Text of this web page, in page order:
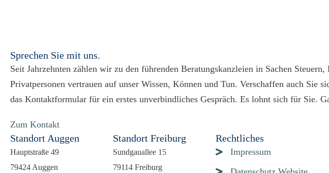
Sprechen Sie mit uns.
Seit Jahrzehnten zählen wir zu den führenden Beratungskanzleien in Sachen
Privatpersonen vertrauen auf unser Wissen, Können und Tun. Verschaffen auch
das Kontaktformular für ein erstes unverbindliches Gespräch. Es lohnt sich für Sie.
Zum Kontakt
Standort Auggen
Hauptstraße 49
79424 Auggen
Standort Freiburg
Sundgauallee 15
79114 Freiburg
Rechtliches
Impressum